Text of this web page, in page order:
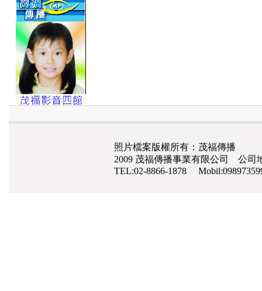
照片檔案版權所有：茂福傳播
2009 茂福傳播事業有限公司 公司
TEL:02-8866-1878